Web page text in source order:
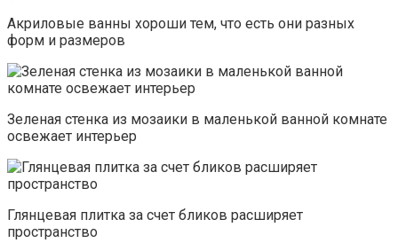
Акриловые ванны хороши тем, что есть они разных
форм и размеров
Зеленая стенка из мозаики в маленькой ванной комнате
освежает интерьер
Глянцевая плитка за счет бликов расширяет
пространство